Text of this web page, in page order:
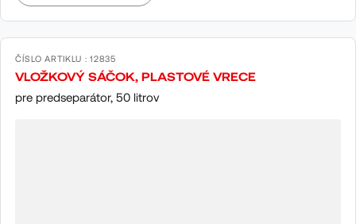
ČÍSLO ARTIKLU : 12835
VLOŽKOVÝ SÁČOK, PLASTOVÉ VRECE
pre predseparátor, 50 litrov